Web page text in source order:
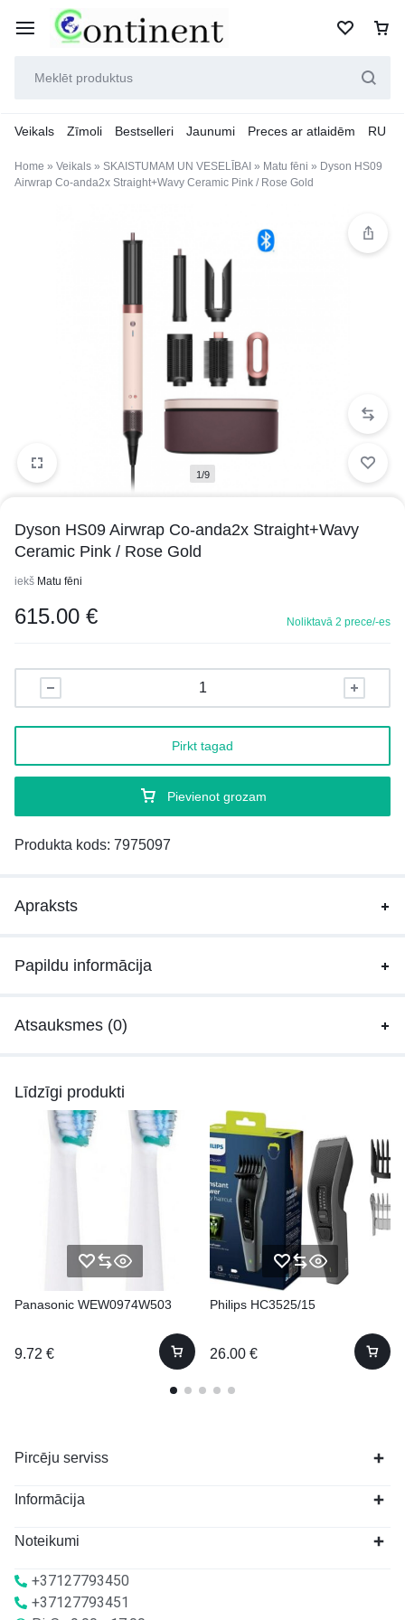
Veikals Zīmoli Bestselleri Jaunumi Preces ar atlaidēm RU
Home » Veikals » SKAISTUMAM UN VESELĪBAI » Matu fēni » Dyson HS09
Airwrap Co-anda2x Straight+Wavy Ceramic Pink / Rose Gold
1/9
Dyson HS09 Airwrap Co-anda2x Straight+Wavy
Ceramic Pink / Rose Gold
iekš Matu fēni
615.00 € Noliktavā 2 prece/-es
Pievienot grozam
Pirkt tagad
Produkta kods: 7975097
Apraksts
Papildu informācija
Atsauksmes (0)
Līdzīgi produkti
Panasonic WEW0974W503
9.72 €
Philips HC3525/15
26.00 €
Pircēju serviss
Informācija
Noteikumi
+37127793450
+37127793451